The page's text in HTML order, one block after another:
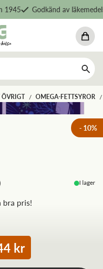
Godkänd av
ÖVRIGT / OMEGA-FETTSYROR /
- 10%
I lager
pris!
kr